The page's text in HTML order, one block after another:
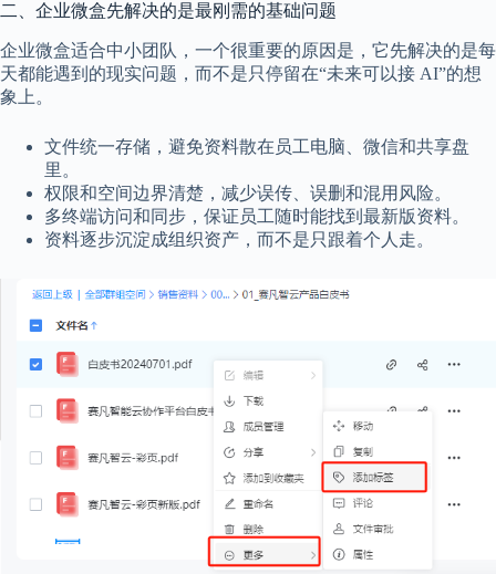
二、企业微盒先解决的是最刚需的基础问题
企业微盒适合中小团队，一个很重要的原因是，它先解决的是每
天都能遇到的现实问题，而不是只停留在“未来可以接 AI”的想
象上。
文件统一存储，避免资料散在员工电脑、微信和共享盘
里。
权限和空间边界清楚，减少误传、误删和混用风险。
多终端访问和同步，保证员工随时能找到最新版资料。
资料逐步沉淀成组织资产，而不是只跟着个人走。